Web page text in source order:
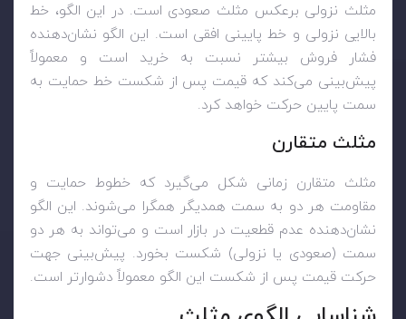
مثلث نزولی برعکس مثلث صعودی است. در این الگو، خط
بالایی نزولی و خط پایینی افقی است. این الگو نشان‌دهنده
فشار فروش بیشتر نسبت به خرید است و معمولاً
پیش‌بینی می‌کند که قیمت پس از شکست خط حمایت به
سمت پایین حرکت خواهد کرد.
مثلث متقارن
مثلث متقارن زمانی شکل می‌گیرد که خطوط حمایت و
مقاومت هر دو به سمت همدیگر همگرا می‌شوند. این الگو
نشان‌دهنده عدم قطعیت در بازار است و می‌تواند به هر دو
سمت (صعودی یا نزولی) شکست بخورد. پیش‌بینی جهت
حرکت قیمت پس از شکست این الگو معمولاً دشوارتر است.